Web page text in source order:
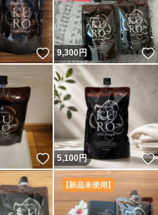
いいね！
9,300円
いいね！
5,100円